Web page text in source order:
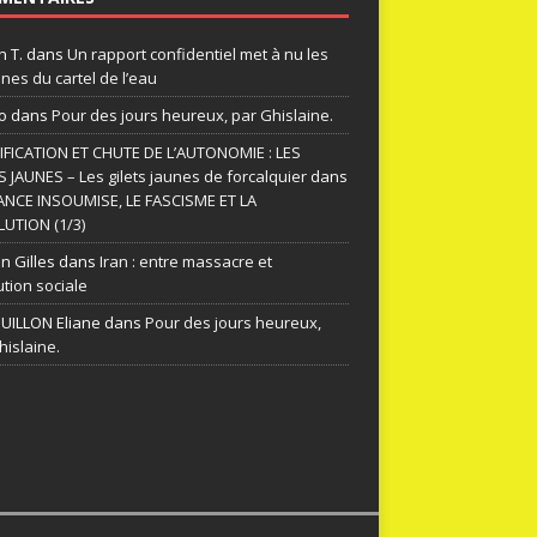
T. dans Un rapport confidentiel met à nu les
du cartel de l’eau
dans Pour des jours heureux, par Ghislaine.
ET CHUTE DE L’AUTONOMIE : LES
JAUNES – Les gilets jaunes de forcalquierdans
INSOUMISE, LE FASCISME ET LA
(1/3)
Gilles dans Iran : entre massacre et
sociale
Eliane dans Pour des jours heureux,